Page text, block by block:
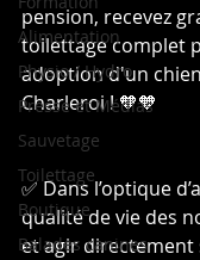
Alimentation
Physio / Hydro
Presse et Médias
Sauvetage
Toilettage
Boutique
Balades canines
pension, recevez
toilettage complet
adoption d'un chien
Charleroi ! 🧡🧡
✅ Dans l’optique
qualité de vie des
et agir directement